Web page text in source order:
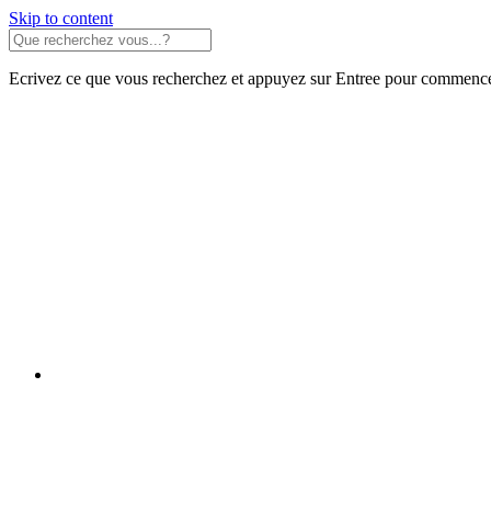
Skip to content
Ecrivez ce que vous recherchez et appuyez sur Entree pour